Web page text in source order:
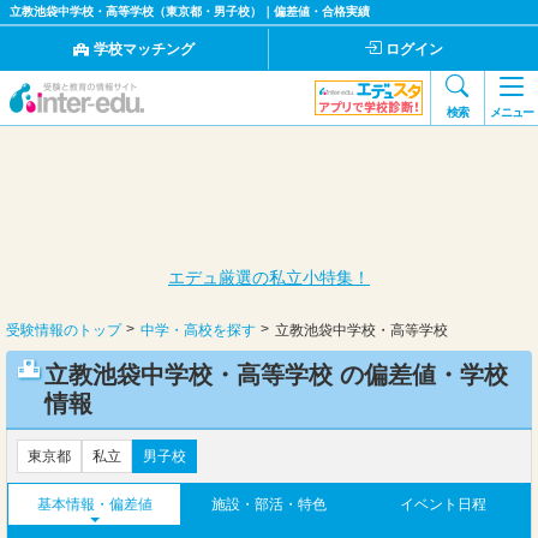
立教池袋中学校・高等学校（東京都・男子校）｜偏差値・合格実績
学校マッチング ログイン
検索 メニュー
エデュ厳選の私立小特集！
受験情報のトップ 中学・高校を探す 立教池袋中学校・高等学校
立教池袋中学校・高等学校 の偏差値・学校
情報
東京都 私立 男子校
基本情報・偏差値 施設・部活・特色 イベント日程